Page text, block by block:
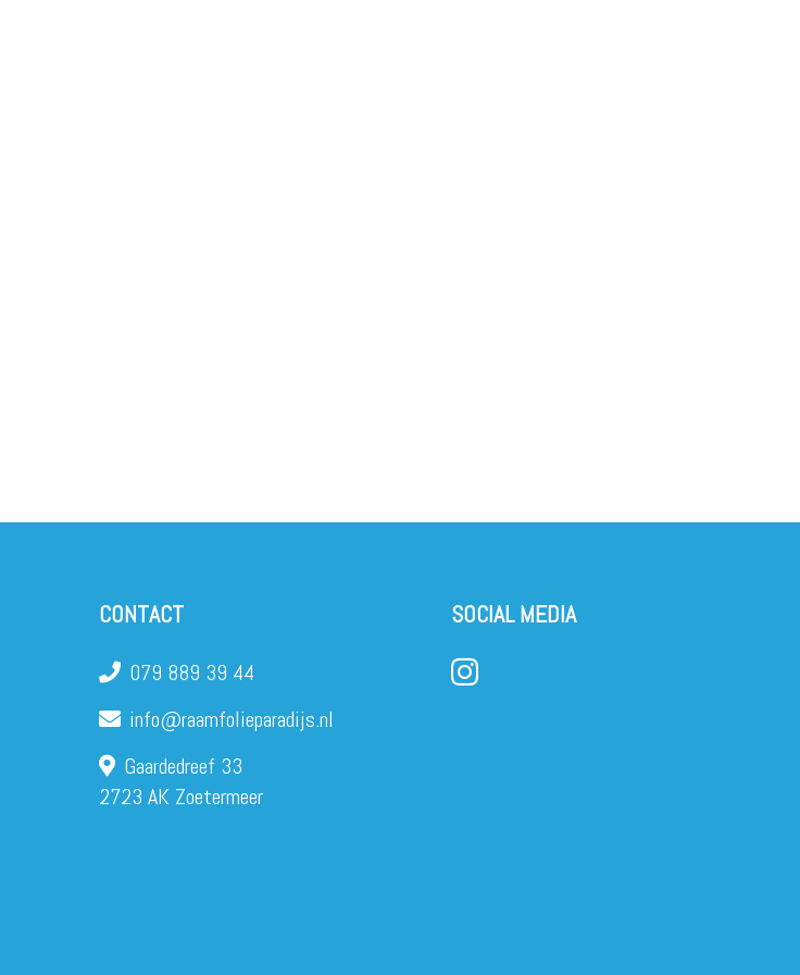
CONTACT
079 889 39 44
info@raamfolieparadijs.nl
Gaardedreef 33
2723 AK Zoetermeer
SOCIAL MEDIA